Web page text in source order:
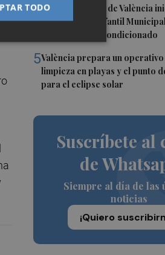
4El Ayuntamiento de València
de la Escuela Infantil
instalará aire acondicionado
5València prepara un
limpieza en playas y el punto
para el eclipse solar
Suscríbete al
de
Siempre al día de las
noticias
¡Quiero
TODO